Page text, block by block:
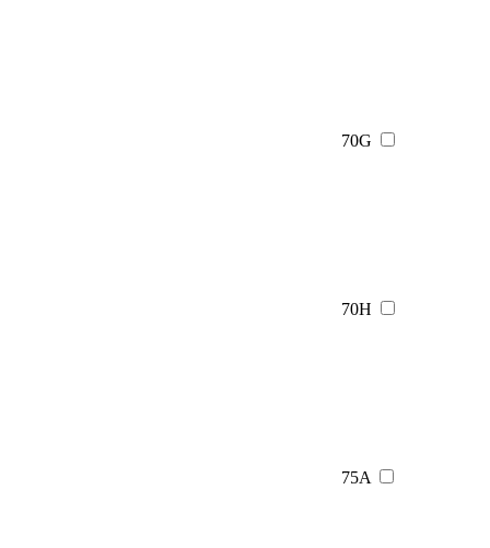
70G
70H
75A